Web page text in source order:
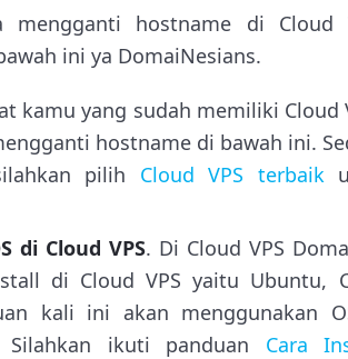
mengganti hostname di Cloud
ini ya DomaiNesians.
kamu yang sudah memiliki Cloud
hostname di bawah ini.
pilih Cloud VPS terbaik
di Cloud VPS. Di Cloud VPS
di Cloud VPS yaitu Ubuntu,
kali ini akan menggunakan
Silahkan ikuti panduan Cara